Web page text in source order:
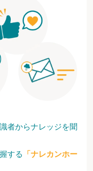
者からナレッジを聞
する
「ナレカンホー